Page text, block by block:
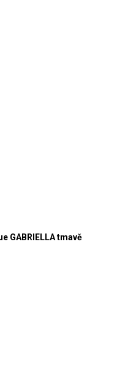
GABRIELLA tmavě